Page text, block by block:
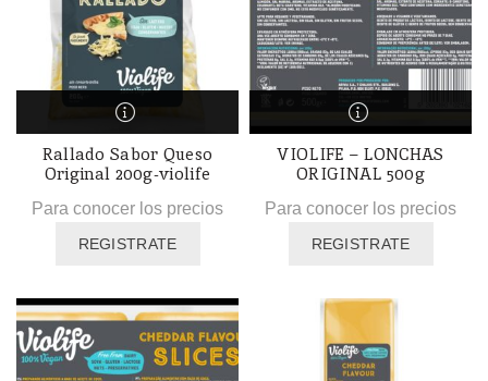
Rallado Sabor Queso
Original 200g-violife
Para conocer los precios
REGISTRATE
VIOLIFE – LONCHAS
ORIGINAL 500g
Para conocer los precios
REGISTRATE